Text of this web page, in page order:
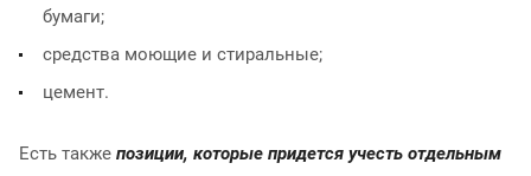
бумаги;
средства моющие и стиральные;
цемент.
Есть также позиции, которые придется учесть отдельным